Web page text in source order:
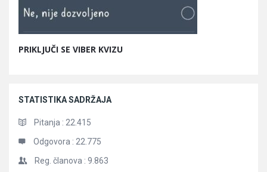
PRIKLJUČI SE VIBER KVIZU
STATISTIKA SADRŽAJA
Pitanja : 22.415
Odgovora : 22.775
Reg. članova : 9.863